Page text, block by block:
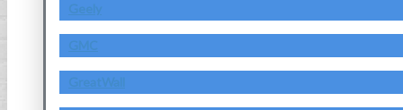
Geely
GMC
GreatWall